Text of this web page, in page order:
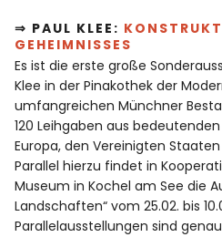
⇒ PAUL KLEE:
GEHEIMNISSES
Es ist die erste große
Klee in der Pinakothek der
umfangreichen Münchner
120 Leihgaben aus
Europa, den Vereinigten
Parallel hierzu findet in
Museum in Kochel am See die
Landschaften“ vom 25.02. bis
Parallelausstellungen sind